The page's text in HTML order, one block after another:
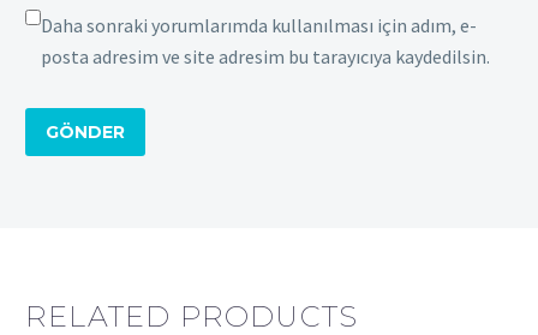
Daha sonraki yorumlarımda kullanılması için adım, e-
posta adresim ve site adresim bu tarayıcıya kaydedilsin.
GÖNDER
RELATED PRODUCTS